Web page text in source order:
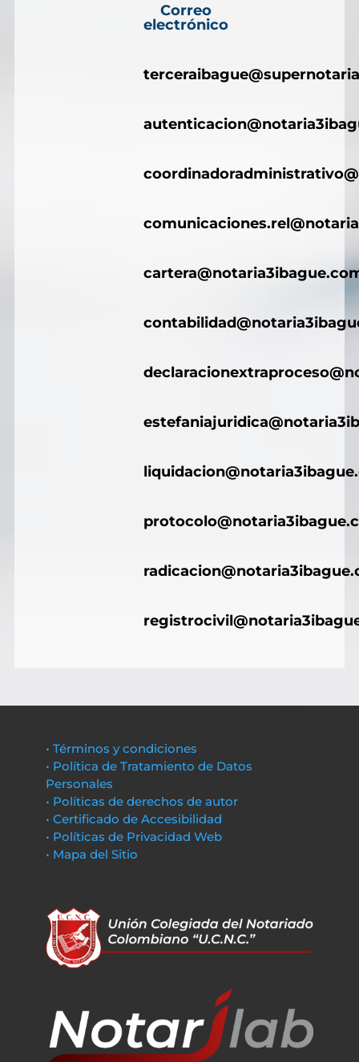
Correo
electrónico
• Términos y condiciones
• Política de Tratamiento de Datos
Personales
• Políticas de derechos de autor
• Certificado de Accesibilidad
• Políticas de Privacidad Web
• Mapa del Sitio